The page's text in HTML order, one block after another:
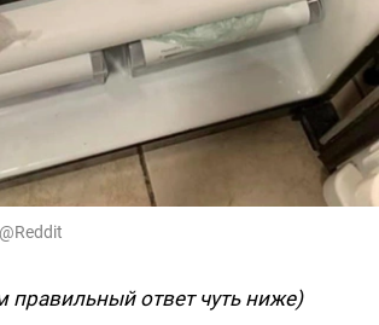
правильный ответ чуть ниже)